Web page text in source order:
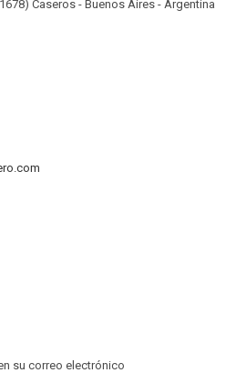
Caseros - Buenos Aires - Argentina
su correo electrónico